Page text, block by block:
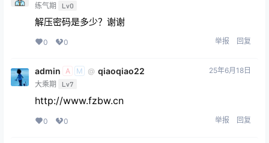
练气期 Lv0
解压密码是多少？谢谢
0 0 举报 回复
admin A M @ qiaoqiao22
大乘期 Lv7
25年6月18日
http://www.fzbw.cn
0 0 举报 回复